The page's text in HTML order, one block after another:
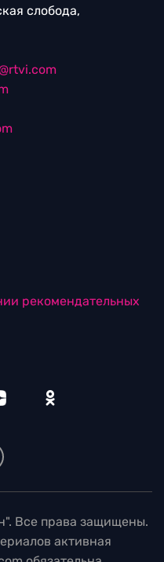
слобода,
рекомендательных
Все права защищены.
активная